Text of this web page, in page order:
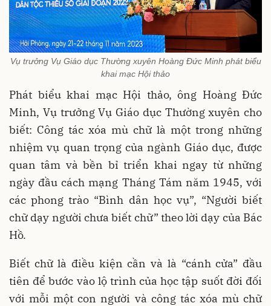
Vụ trưởng Vụ Giáo dục Thường xuyên Hoàng Đức Minh phát biểu
khai mạc Hội thảo
Phát biểu khai mạc Hội thảo, ông Hoàng Đức
Minh, Vụ trưởng Vụ Giáo dục Thường xuyên cho
biết: Công tác xóa mù chữ là một trong những
nhiệm vụ quan trọng của ngành Giáo dục, được
quan tâm và bền bỉ triển khai ngay từ những
ngày đầu cách mạng Tháng Tám năm 1945, với
các phong trào “Bình dân học vụ”, “Người biết
chữ dạy người chưa biết chữ” theo lời dạy của Bác
Hồ.
Biết chữ là điều kiện cần và là “cánh cửa” đầu
tiên để bước vào lộ trình của học tập suốt đời đối
với mỗi một con người và công tác xóa mù chữ